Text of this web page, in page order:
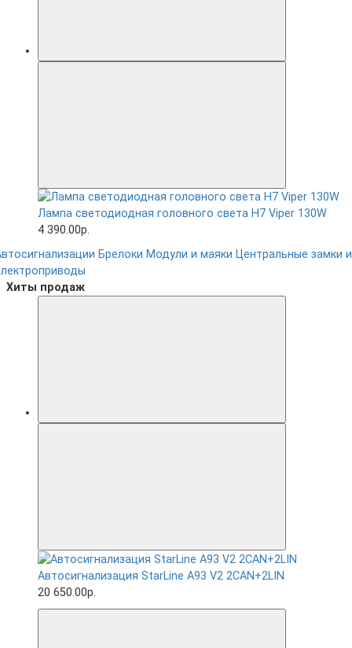
Лампа светодиодная головного света H7 Viper 130W
4 390.00р.
Брелоки Модули и маяки Центральные замки и
Хиты продаж
Автосигнализация StarLine A93 V2 2CAN+2LIN
20 650.00р.